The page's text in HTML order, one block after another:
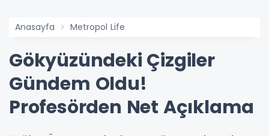
Anasayfa Metropol Life
Gökyüzündeki Çizgiler
Gündem Oldu!
Profesörden Net Açıklama